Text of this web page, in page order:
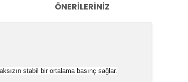
ÖNERILERINIZ
stabil bir ortalama basınç sağlar.